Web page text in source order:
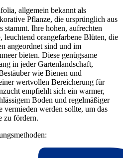
allgemein bekannt als
Pflanze, die ursprünglich aus
stammt. Ihre hohen, aufrechten
leuchtend orangefarbene Blüten, die
angeordnet sind und im
bieten. Diese genügsame
in jeder Gartenlandschaft,
wie Bienen und
wertvollen Bereicherung für
empfiehlt sich ein warmer,
Boden und regelmäßiger
vermieden werden sollte, um das
zu fördern.